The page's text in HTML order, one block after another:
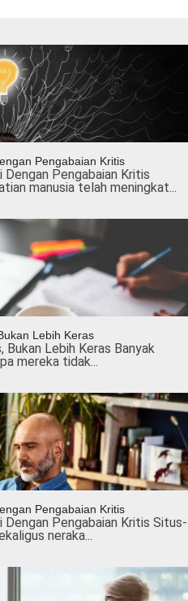
Pengabaian Kritis
Pengabaian Kritis
manusia telah meningkat...
Lebih Keras
Bukan Lebih Keras Banyak
mereka tidak...
Pengabaian Kritis
Pengabaian Kritis Situs-
neraka...